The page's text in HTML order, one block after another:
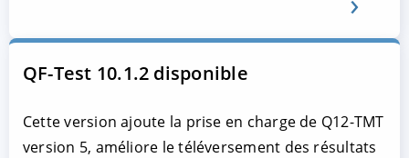
QF-Test 10.1.2 disponible
Cette version ajoute la prise en charge de Q12-TMT
version 5, améliore le téléversement des résultats